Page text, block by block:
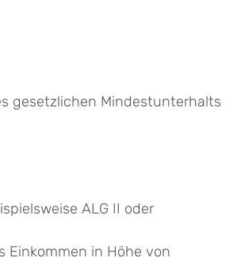
gesetzlichen Mindestunterhalts
ALG II oder
Einkommen in Höhe von